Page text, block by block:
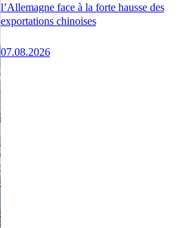
l’Allemagne face à la forte hausse des
exportations chinoises
07.08.2026